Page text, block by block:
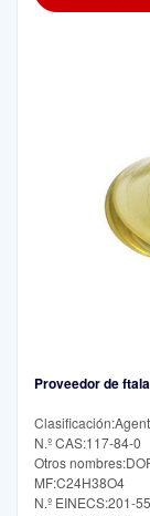
Proveedor de
N.º CAS:117-84-0
Otros
MF:C24H38O4
N.º EINECS:201-